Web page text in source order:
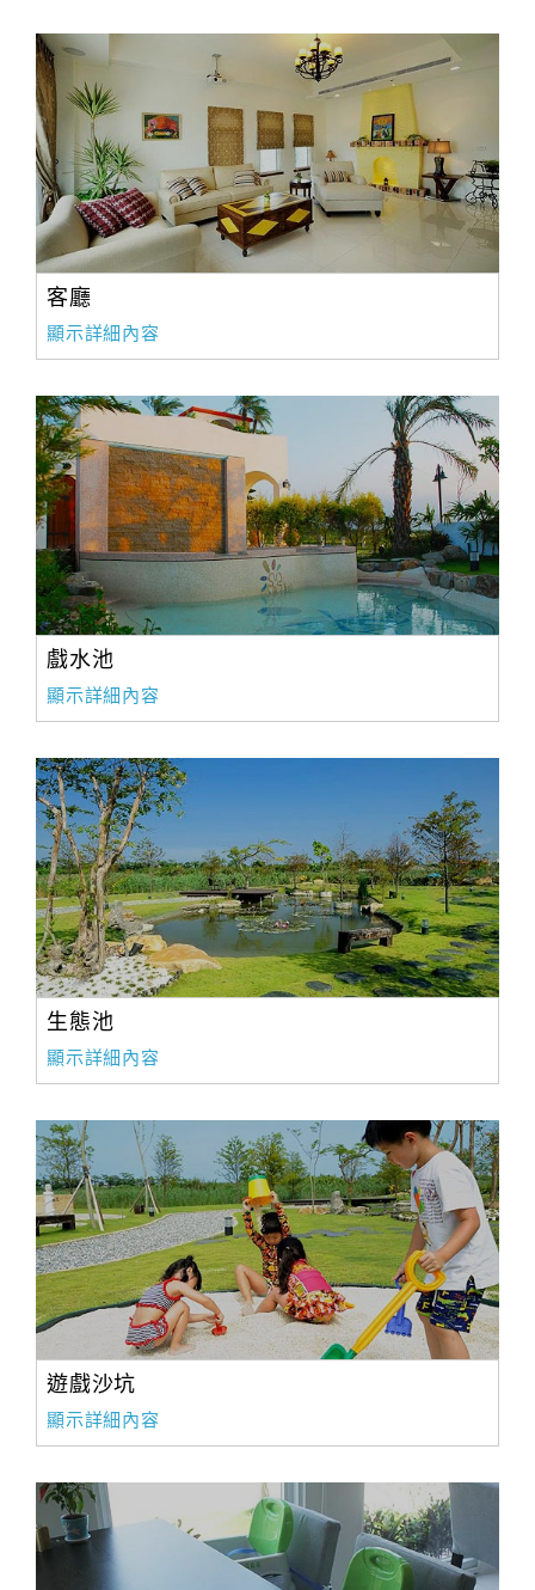
作
提
案
飯
店
合
廠
商
合
作
旅
伴
計
劃
商
宣
傳
客廳
顯示詳細內容
戲水池
顯示詳細內容
生態池
顯示詳細內容
遊戲沙坑
顯示詳細內容